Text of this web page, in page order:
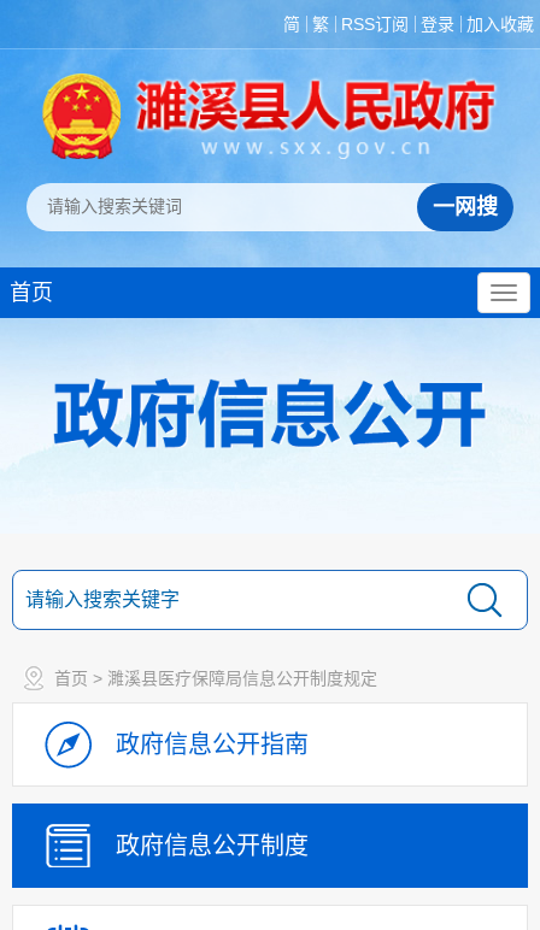
简 繁 RSS订阅 登录 加入收藏
首页
首页 > 濉溪县医疗保障局信息公开制度规定
政府信息公开指南
政府信息公开制度